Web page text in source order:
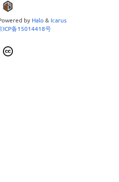
by Halo& Icarus
ICP备15014418号